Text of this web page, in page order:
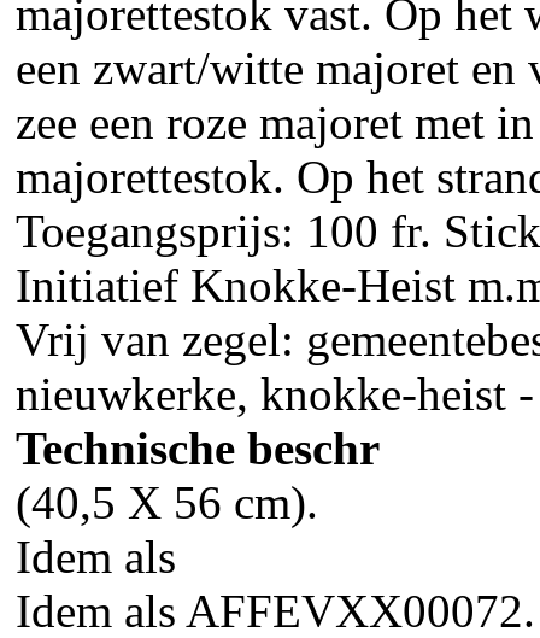
majorettestok vast. Op het
een zwart/witte majoret en
zee een roze majoret met
majorettestok. Op het
Toegangsprijs: 100 fr.
Initiatief Knokke-Heist
Vrij van zegel:
nieuwkerke, knokke-heist
Technische beschr
(40,5 X 56 cm).
Idem als
Idem als